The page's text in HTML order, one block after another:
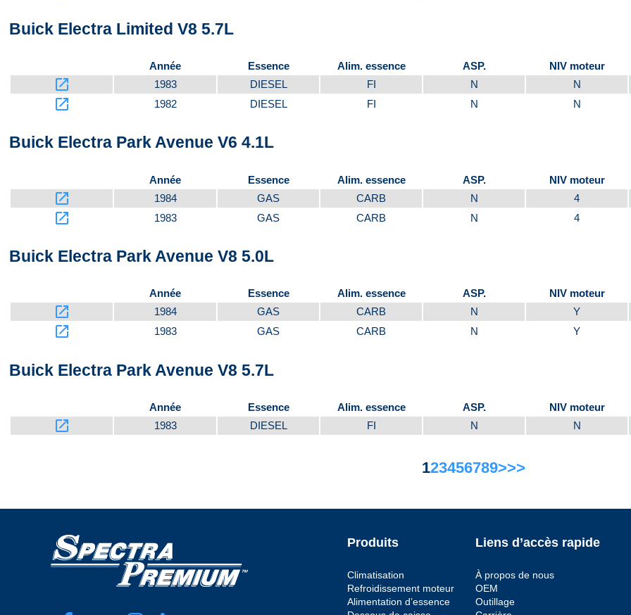
Buick Electra Limited V8 5.7L
Année Essence Alim. essence ASP. NIV moteur
launch 1983 DIESEL FI N N
launch 1982 DIESEL FI N N
Buick Electra Park Avenue V6 4.1L
Année Essence Alim. essence ASP. NIV moteur
launch 1984 GAS CARB N 4
launch 1983 GAS CARB N 4
Buick Electra Park Avenue V8 5.0L
Année Essence Alim. essence ASP. NIV moteur
launch 1984 GAS CARB N Y
launch 1983 GAS CARB N Y
Buick Electra Park Avenue V8 5.7L
Année Essence Alim. essence ASP. NIV moteur
launch 1983 DIESEL FI N N
123456789>>>
Produits
Climatisation
Refroidissement moteur
Alimentation d’essence
Liens d’accès rapide
À propos de nous
OEM
Outillage